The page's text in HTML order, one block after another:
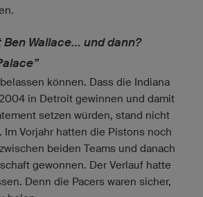
Wallace… und dann?
können. Dass die Indiana
in Detroit gewinnen und damit
setzen würden, stand nicht
Im Vorjahr hatten die Pistons noch
beiden Teams und danach
gewonnen. Der Verlauf hatte
Denn die Pacers waren sicher,